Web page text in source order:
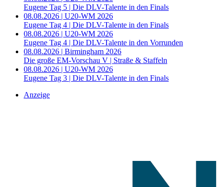
Eugene Tag 5 | Die DLV-Talente in den Finals
08.08.2026 | U20-WM 2026
Eugene Tag 4 | Die DLV-Talente in den Finals
08.08.2026 | U20-WM 2026
Eugene Tag 4 | Die DLV-Talente in den Vorrunden
08.08.2026 | Birmingham 2026
Die große EM-Vorschau V | Straße & Staffeln
08.08.2026 | U20-WM 2026
Eugene Tag 3 | Die DLV-Talente in den Finals
Anzeige